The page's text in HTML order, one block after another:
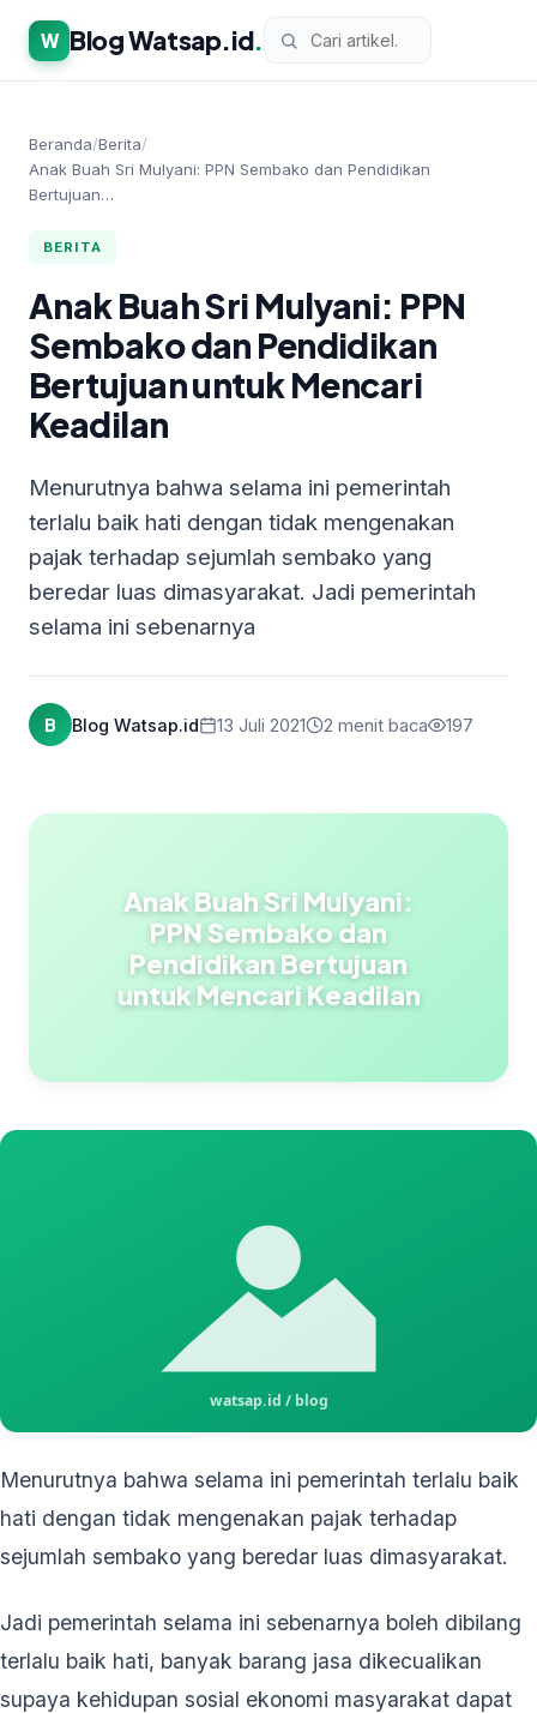
W Blog Watsap.id.
Beranda/Berita/
Anak Buah Sri Mulyani: PPN Sembako dan Pendidikan
Bertujuan…
BERITA
Anak Buah Sri Mulyani: PPN
Sembako dan Pendidikan
Bertujuan untuk Mencari
Keadilan
Menurutnya bahwa selama ini pemerintah
terlalu baik hati dengan tidak mengenakan
pajak terhadap sejumlah sembako yang
beredar luas dimasyarakat. Jadi pemerintah
selama ini sebenarnya
B Blog Watsap.id 13 Juli 2021 2 menit baca 197
Anak Buah Sri Mulyani:
PPN Sembako dan
Pendidikan Bertujuan
untuk Mencari Keadilan
Menurutnya bahwa selama ini pemerintah terlalu baik
hati dengan tidak mengenakan pajak terhadap
sejumlah sembako yang beredar luas dimasyarakat.
Jadi pemerintah selama ini sebenarnya boleh dibilang
terlalu baik hati, banyak barang jasa dikecualikan
supaya kehidupan sosial ekonomi masyarakat dapat